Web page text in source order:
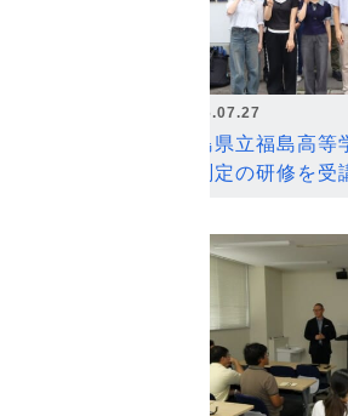
2026.07.27
福島県立福島高
ン測定の研修を受